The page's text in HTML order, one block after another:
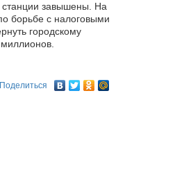
станции завышены. На
борьбе с налоговыми
городскому
Поделиться